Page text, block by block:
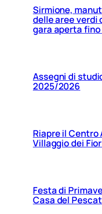
Sirmione,
delle aree verdi
gara aperta fino
Assegni di
2025/2026
Riapre il
Villaggio dei
Festa di
Casa del